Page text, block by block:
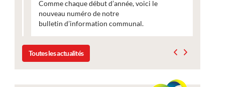
Comme chaque début d’année, voici le
nouveau numéro de notre
bulletin d’information communal.
Toutes les actualités